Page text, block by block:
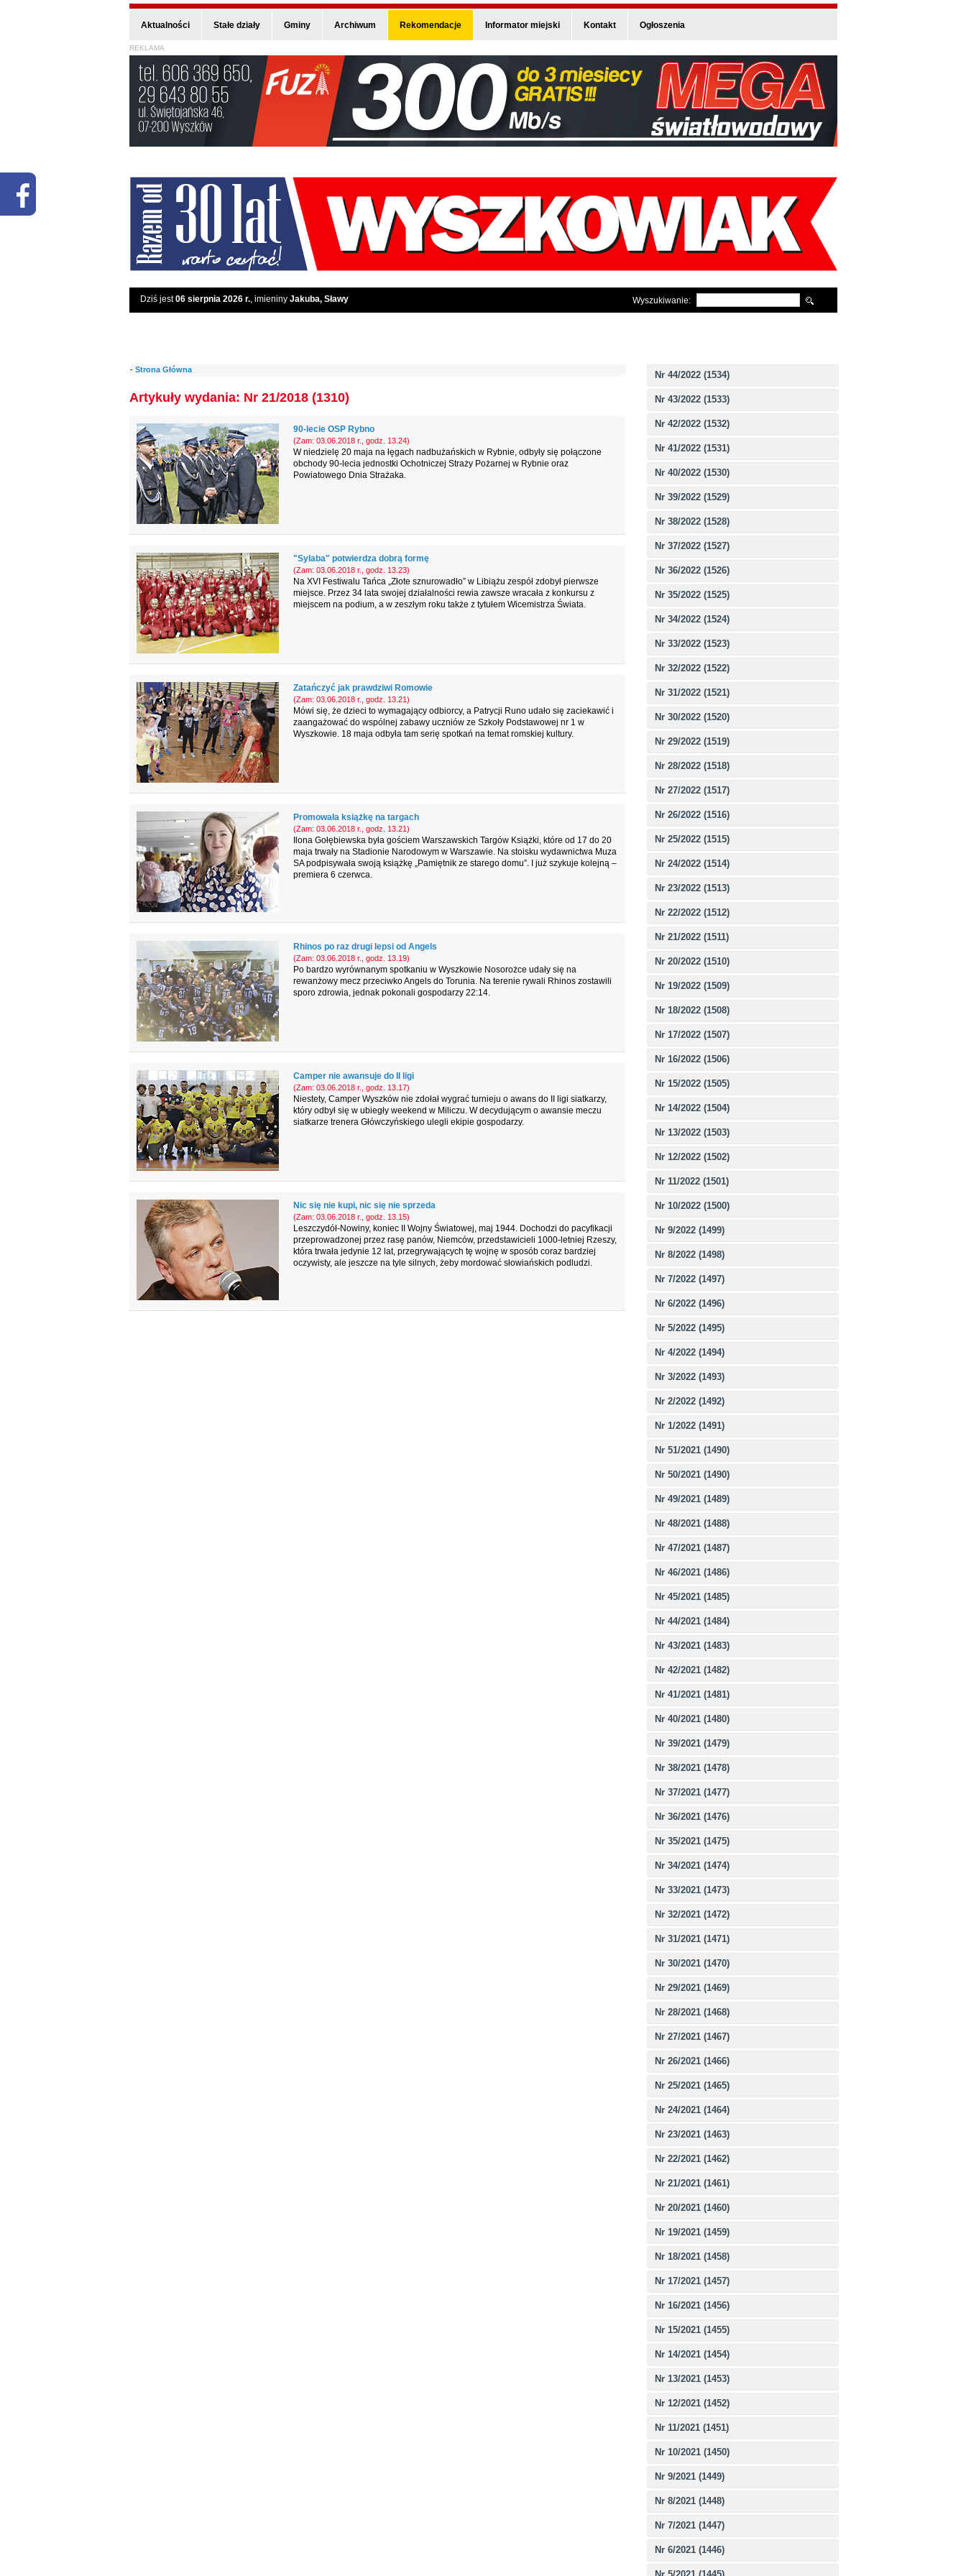
Aktualności Stałe działy Gminy Archiwum Rekomendacje Informator miejski Kontakt Ogłoszenia
REKLAMA
Dziś jest06 sierpnia 2026 r., imieniny Jakuba, Sławy Wyszukiwanie:
Nr 44/2022 (1534)
Nr 43/2022 (1533)
Nr 42/2022 (1532)
Nr 41/2022 (1531)
Nr 40/2022 (1530)
Nr 39/2022 (1529)
Nr 38/2022 (1528)
Nr 37/2022 (1527)
Nr 36/2022 (1526)
Nr 35/2022 (1525)
Nr 34/2022 (1524)
Nr 33/2022 (1523)
Nr 32/2022 (1522)
Nr 31/2022 (1521)
Nr 30/2022 (1520)
Nr 29/2022 (1519)
Nr 28/2022 (1518)
Nr 27/2022 (1517)
Nr 26/2022 (1516)
Nr 25/2022 (1515)
Nr 24/2022 (1514)
Nr 23/2022 (1513)
Nr 22/2022 (1512)
Nr 21/2022 (1511)
Nr 20/2022 (1510)
Nr 19/2022 (1509)
Nr 18/2022 (1508)
Nr 17/2022 (1507)
Nr 16/2022 (1506)
Nr 15/2022 (1505)
Nr 14/2022 (1504)
Nr 13/2022 (1503)
Nr 12/2022 (1502)
Nr 11/2022 (1501)
Nr 10/2022 (1500)
Nr 9/2022 (1499)
Nr 8/2022 (1498)
Nr 7/2022 (1497)
Nr 6/2022 (1496)
Nr 5/2022 (1495)
Nr 4/2022 (1494)
Nr 3/2022 (1493)
Nr 2/2022 (1492)
Nr 1/2022 (1491)
Nr 51/2021 (1490)
Nr 50/2021 (1490)
Nr 49/2021 (1489)
Nr 48/2021 (1488)
Nr 47/2021 (1487)
Nr 46/2021 (1486)
Nr 45/2021 (1485)
Nr 44/2021 (1484)
Nr 43/2021 (1483)
Nr 42/2021 (1482)
Nr 41/2021 (1481)
Nr 40/2021 (1480)
Nr 39/2021 (1479)
Nr 38/2021 (1478)
Nr 37/2021 (1477)
Nr 36/2021 (1476)
Nr 35/2021 (1475)
Nr 34/2021 (1474)
Nr 33/2021 (1473)
Nr 32/2021 (1472)
Nr 31/2021 (1471)
Nr 30/2021 (1470)
Nr 29/2021 (1469)
Nr 28/2021 (1468)
Nr 27/2021 (1467)
Nr 26/2021 (1466)
Nr 25/2021 (1465)
Nr 24/2021 (1464)
Nr 23/2021 (1463)
Nr 22/2021 (1462)
Nr 21/2021 (1461)
Nr 20/2021 (1460)
Nr 19/2021 (1459)
Nr 18/2021 (1458)
Nr 17/2021 (1457)
Nr 16/2021 (1456)
Nr 15/2021 (1455)
Nr 14/2021 (1454)
Nr 13/2021 (1453)
Nr 12/2021 (1452)
Nr 11/2021 (1451)
Nr 10/2021 (1450)
Nr 9/2021 (1449)
Nr 8/2021 (1448)
Nr 7/2021 (1447)
Nr 6/2021 (1446)
- Strona Główna
Artykuły wydania: Nr 21/2018 (1310)
90-lecie OSP Rybno
(Zam: 03.06.2018 r., godz. 13.24)
W niedzielę 20 maja na łęgach nadbużańskich w Rybnie, odbyły się połączone
obchody 90-lecia jednostki Ochotniczej Straży Pożarnej w Rybnie oraz
Powiatowego Dnia Strażaka.
"Sylaba" potwierdza dobrą formę
(Zam: 03.06.2018 r., godz. 13.23)
Na XVI Festiwalu Tańca „Złote sznurowadło” w Libiążu zespół zdobył pierwsze
miejsce. Przez 34 lata swojej działalności rewia zawsze wracała z konkursu z
miejscem na podium, a w zeszłym roku także z tytułem Wicemistrza Świata.
Zatańczyć jak prawdziwi Romowie
(Zam: 03.06.2018 r., godz. 13.21)
Mówi się, że dzieci to wymagający odbiorcy, a Patrycji Runo udało się zaciekawić i
zaangażować do wspólnej zabawy uczniów ze Szkoły Podstawowej nr 1 w
Wyszkowie. 18 maja odbyła tam serię spotkań na temat romskiej kultury.
Promowała książkę na targach
(Zam: 03.06.2018 r., godz. 13.21)
Ilona Gołębiewska była gościem Warszawskich Targów Książki, które od 17 do 20
maja trwały na Stadionie Narodowym w Warszawie. Na stoisku wydawnictwa Muza
SA podpisywała swoją książkę „Pamiętnik ze starego domu”. I już szykuje kolejną –
premiera 6 czerwca.
Rhinos po raz drugi lepsi od Angels
(Zam: 03.06.2018 r., godz. 13.19)
Po bardzo wyrównanym spotkaniu w Wyszkowie Nosorożce udały się na
rewanżowy mecz przeciwko Angels do Torunia. Na terenie rywali Rhinos zostawili
sporo zdrowia, jednak pokonali gospodarzy 22:14.
Camper nie awansuje do II ligi
(Zam: 03.06.2018 r., godz. 13.17)
Niestety, Camper Wyszków nie zdołał wygrać turnieju o awans do II ligi siatkarzy,
który odbył się w ubiegły weekend w Miliczu. W decydującym o awansie meczu
siatkarze trenera Główczyńskiego ulegli ekipie gospodarzy.
Nic się nie kupi, nic się nie sprzeda
(Zam: 03.06.2018 r., godz. 13.15)
Leszczydół-Nowiny, koniec II Wojny Światowej, maj 1944. Dochodzi do pacyfikacji
przeprowadzonej przez rasę panów, Niemców, przedstawicieli 1000-letniej Rzeszy,
która trwała jedynie 12 lat, przegrywających tę wojnę w sposób coraz bardziej
oczywisty, ale jeszcze na tyle silnych, żeby mordować słowiańskich podludzi.